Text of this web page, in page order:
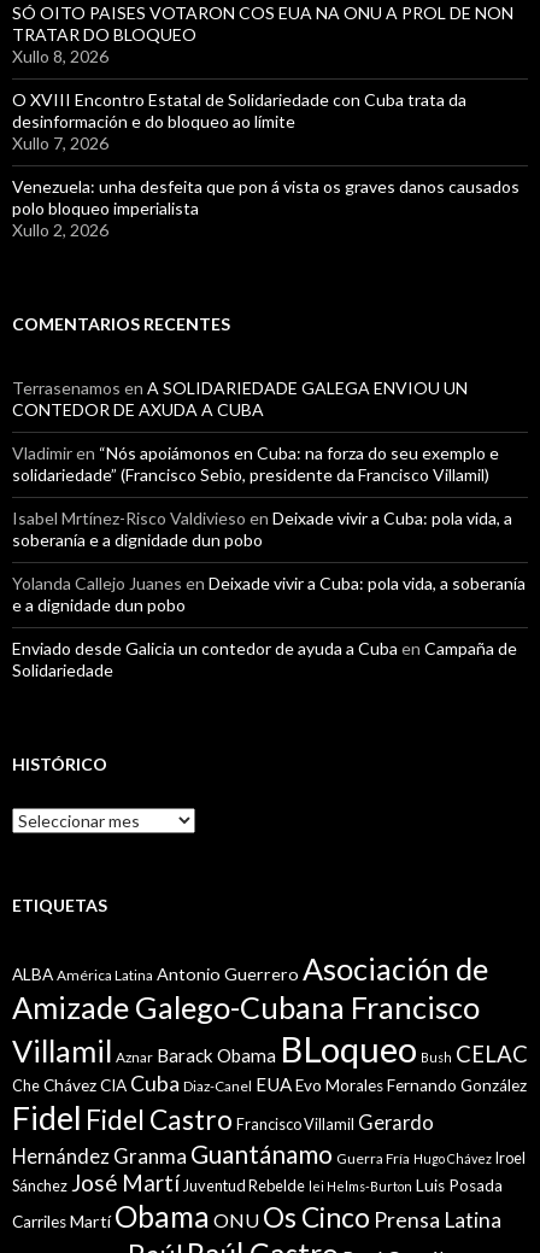
SÓ OITO PAISES VOTARON COS EUA NA ONU A PROL DE NON
TRATAR DO BLOQUEO
Xullo 8, 2026
O XVIII Encontro Estatal de Solidariedade con Cuba trata da
desinformación e do bloqueo ao límite
Xullo 7, 2026
Venezuela: unha desfeita que pon á vista os graves danos causados
polo bloqueo imperialista
Xullo 2, 2026
COMENTARIOS RECENTES
Terrasenamos en A SOLIDARIEDADE GALEGA ENVIOU UN
CONTEDOR DE AXUDA A CUBA
Vladimiren “Nós apoiámonos en Cuba: na forza do seu exemplo e
solidariedade” (Francisco Sebio, presidente da Francisco Villamil)
Isabel Mrtínez-Risco Valdivieso en Deixade vivir a Cuba: pola vida, a
soberanía e a dignidade dun pobo
Yolanda Callejo Juanes en Deixade vivir a Cuba: pola vida, a soberanía
e a dignidade dun pobo
Enviado desde Galicia un contedor de ayuda a Cuba en Campaña de
Solidariedade
HISTÓRICO
Histórico
ETIQUETAS
ALBA América Latina Antonio Guerrero Asociación de
Amizade Galego-Cubana Francisco
Villamil Aznar Barack Obama BLoqueo Bush CELAC
CheChávezCIA Cuba Diaz-Canel EUAEvo MoralesFernando González
Fidel Fidel Castro Francisco Villamil Gerardo
Hernández Granma Guantánamo Guerra Fría Hugo Chávez Iroel
Sánchez José Martí Juventud Rebelde lei Helms-Burton Luis Posada
CarrilesMartí Obama ONU Os Cinco Prensa Latina